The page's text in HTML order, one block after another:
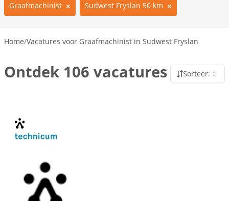
Graafmachinist Sudwest Fryslan 50 km
Home/Vacatures voor Graafmachinist in Sudwest Fryslan
Ontdek 106 vacatures Sorteer: